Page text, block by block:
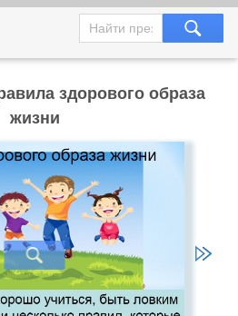
здорового образа
жизни